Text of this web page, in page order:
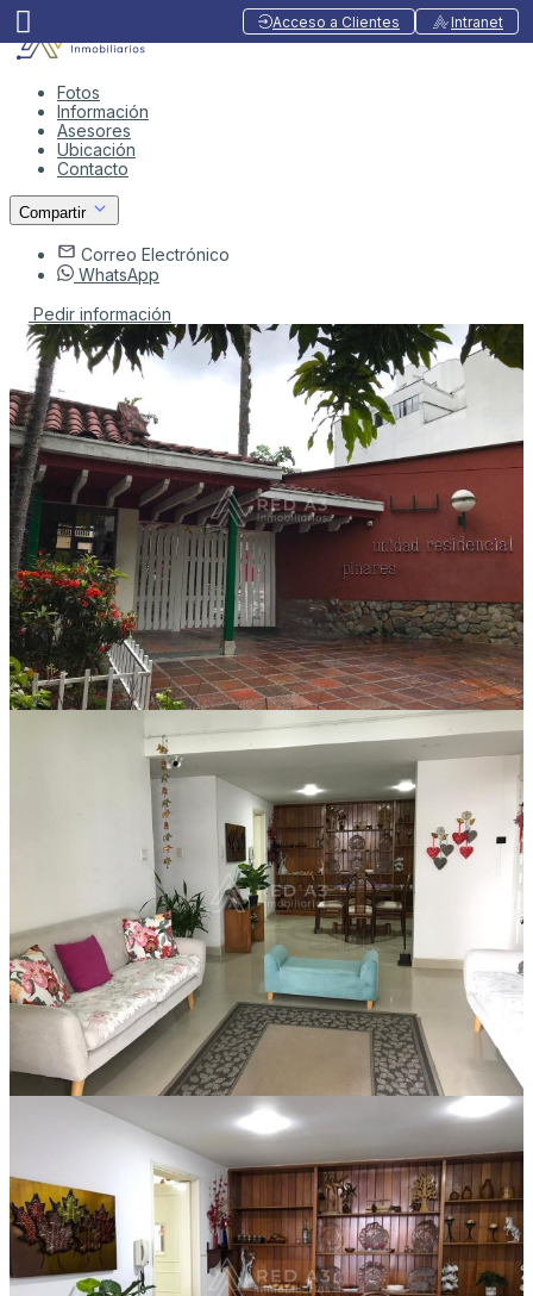
Acceso a Clientes Intranet
Fotos
Información
Asesores
Ubicación
Contacto
Compartir
Correo Electrónico
WhatsApp
Pedir información